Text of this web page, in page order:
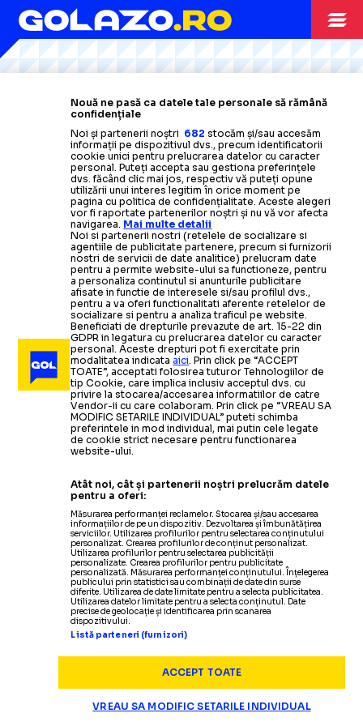
Citește mai mult
Citește mai mult
Citește mai mult
Citește mai mult
Citește mai mult
CAMPIONATE 17.10.2025
REGHECAMPF, SITUAȚIE ULUITOARE ÎN AFRICA Meciul
românului din Liga Campionilor, în pericol din cauza
dezastrului din Kenya
CAMPIONATE 09.08.2025
REGHECAMPFȘI-AAFLAT ADVERSARELE Cu cine va
Al-HilalOmdurman în primele tururi dinLiga
Campionilor Africii
CAMPIONATE 15.04.2025
„MIS-A FURAT ACEASTĂ ȘANSĂ” Laurențiu
Reghecampf se simtenedreptățit, după ce a fost dat
afară de la Esperance Tunis
STRANIERI 12.01.2025
VICTORIE PENTRU
REGHECAMPF
Esperance Tuniss-acalificat
matematic în „sferturile”Ligii
Campionilor Africii
Citește mai mult
ARHIVA FOTBAL 06.06.2019
Returul finalei Ligii Campionilor
Africii, dintre Esperance Tunis și
Wydad Casablanca, se va rejuca
Citește mai mult
ARHIVA FOTBAL 01.06.2019
Esperance Tunis a câştigat Liga Campionilor Africii /
DefectareaVAR-uluia provocat ieşirea de pe teren a
adversarilor de la Wydad Casablanca-meciul a durat
doar o oră
Termeni și condiții
Politica de confidențialitate
Modifică Setările
Nouă ne pasă ca datele tale personale să rămână
confidențiale
Noi și partenerii noștri 682 stocăm și/sau accesăm
informații pe dispozitivul dvs., precum identificatorii
cookie unici pentru prelucrarea datelor cu caracter
personal. Puteți accepta sau gestiona preferințele
dvs. făcând clic mai jos, respectiv vă puteți opune
utilizării unui interes legitim în orice moment pe
pagina cu politica de confidențialitate. Aceste alegeri
vor fi raportate partenerilor noștri și nu vă vor afecta
navigarea. Mai multe detalii
Noi si partenerii nostri (retelele de socializare si
agentiile de publicitate partenere, precum si furnizorii
nostri de servicii de date analitice) prelucram date
pentru a permite website-ului sa functioneze, pentru
a personaliza continutul si anunturile publicitare
afisate in functie de interesele si/sau profilul dvs.,
pentru a va oferi functionalitati aferente retelelor de
socializare si pentru a analiza traficul pe website.
Beneficiati de drepturile prevazute de art. 15-22 din
GDPR in legatura cu prelucrarea datelor cu caracter
personal. Aceste drepturi pot fi exercitate prin
modalitatea indicataaici . Prin click pe “ACCEPT
TOATE”, acceptati folosirea tuturor Tehnologiilor de
tip Cookie, care implica inclusiv acceptul dvs. cu
privire la stocarea/accesarea informatiilor de catre
Vendor-ii cu care colaboram. Prin click pe “VREAU SA
MODIFIC SETARILE INDIVIDUAL” puteti schimba
preferintele in mod individual, mai putin cele legate
de cookie strict necesare pentru functionarea
website-ului.
Atât noi, cât și partenerii noștri prelucrăm datele
pentru a oferi:
Măsurarea performanței reclamelor. Stocarea și/sau accesarea
informațiilor de pe un dispozitiv. Dezvoltarea și îmbunătățirea
serviciilor. Utilizarea profilurilor pentru selectarea conținutului
personalizat. Crearea profilurilor de conținut personalizat.
Utilizarea profilurilor pentru selectarea publicității
personalizate. Crearea profilurilor pentru publicitate
personalizată. Măsurarea performanței conținutului. Înțelegerea
publicului prin statistici sau combinații de date din surse
diferite. Utilizarea de date limitate pentru a selecta publicitatea.
Utilizarea datelor limitate pentru a selecta conținutul. Date
precise de geolocație și identificarea prin scanarea
dispozitivului.
Listă parteneri (furnizori)
ACCEPT TOATE
VREAU SA MODIFIC SETARILE INDIVIDUAL